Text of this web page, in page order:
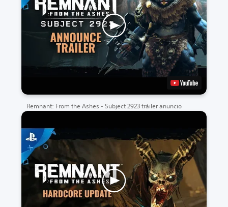
Remnant: From the Ashes - Subject 2923 tráiler anuncio